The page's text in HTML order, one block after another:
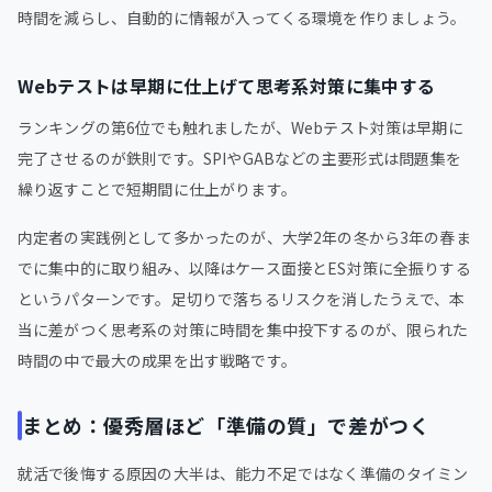
時間を減らし、自動的に情報が入ってくる環境を作りましょう。
Webテストは早期に仕上げて思考系対策に集中する
ランキングの第6位でも触れましたが、Webテスト対策は早期に
完了させるのが鉄則です。SPIやGABなどの主要形式は問題集を
繰り返すことで短期間に仕上がります。
内定者の実践例として多かったのが、大学2年の冬から3年の春ま
でに集中的に取り組み、以降はケース面接とES対策に全振りする
というパターンです。足切りで落ちるリスクを消したうえで、本
当に差がつく思考系の対策に時間を集中投下するのが、限られた
時間の中で最大の成果を出す戦略です。
まとめ：優秀層ほど「準備の質」で差がつく
就活で後悔する原因の大半は、能力不足ではなく準備のタイミン